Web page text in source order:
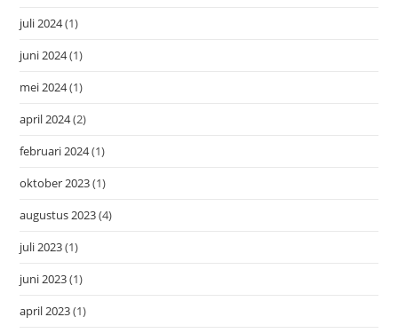
juli 2024(1)
juni 2024(1)
mei 2024(1)
april 2024(2)
februari 2024(1)
oktober 2023(1)
augustus 2023(4)
juli 2023(1)
juni 2023(1)
april 2023(1)